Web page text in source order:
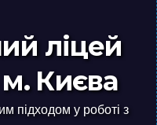
ліцей
Києва
підходом у роботі з